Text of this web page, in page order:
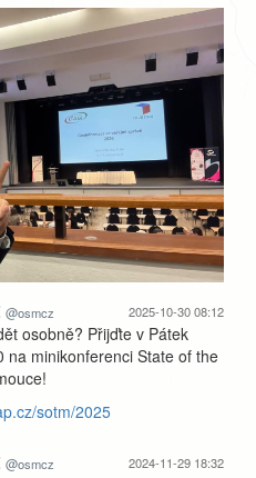
2025-10-30 08:12
@osmcz
osobně? Přijďte v Pátek
na minikonferenci State of the
sotm/2025
2024-11-29 18:32
@osmcz